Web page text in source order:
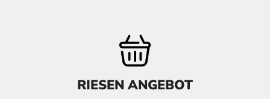
RIESEN ANGEBOT